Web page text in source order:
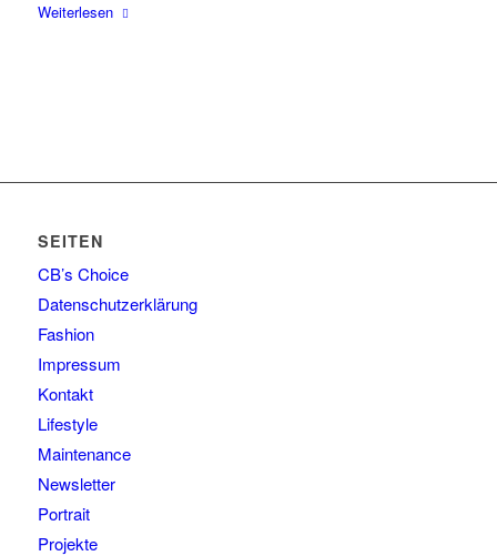
Weiterlesen
SEITEN
CB’s Choice
Datenschutzerklärung
Fashion
Impressum
Kontakt
Lifestyle
Maintenance
Newsletter
Portrait
Projekte